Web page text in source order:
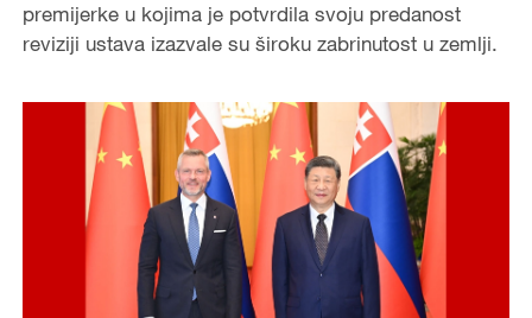
premijerke u kojima je potvrdila svoju predanost
reviziji ustava izazvale su široku zabrinutost u zemlji.